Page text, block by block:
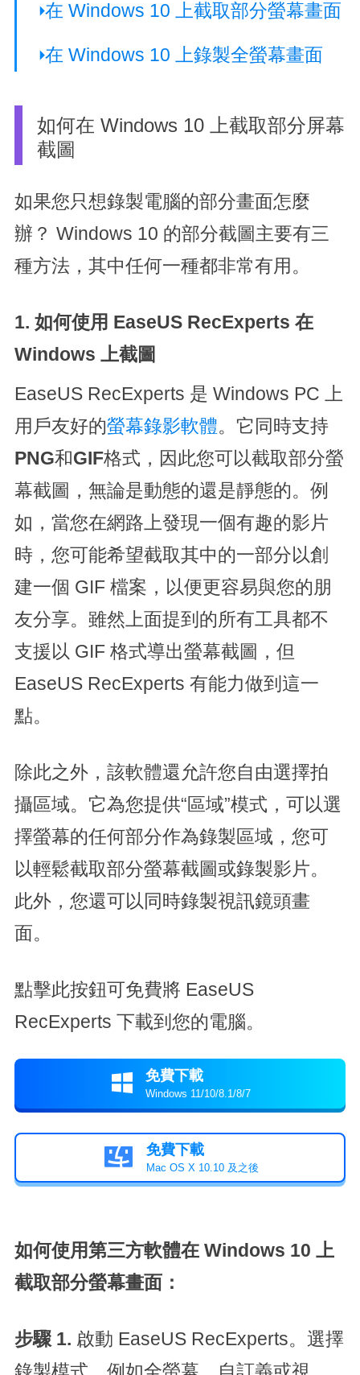
在 Windows 10 上截取部分螢幕畫面
在 Windows 10 上錄製全螢幕畫面
如何在 Windows 10 上截取部分屏幕
截圖
如果您只想錄製電腦的部分畫面怎麼
辦？ Windows 10 的部分截圖主要有三
種方法，其中任何一種都非常有用。
1. 如何使用 EaseUS RecExperts 在
Windows 上截圖
EaseUS RecExperts 是 Windows PC 上
用戶友好的螢幕錄影軟體。它同時支持
PNG和GIF格式，因此您可以截取部分螢
幕截圖，無論是動態的還是靜態的。例
如，當您在網路上發現一個有趣的影片
時，您可能希望截取其中的一部分以創
建一個 GIF 檔案，以便更容易與您的朋
友分享。雖然上面提到的所有工具都不
支援以 GIF 格式導出螢幕截圖，但
EaseUS RecExperts 有能力做到這一
點。
除此之外，該軟體還允許您自由選擇拍
攝區域。它為您提供“區域”模式，可以選
擇螢幕的任何部分作為錄製區域，您可
以輕鬆截取部分螢幕截圖或錄製影片。
此外，您還可以同時錄製視訊鏡頭畫
面。
點擊此按鈕可免費將 EaseUS
RecExperts 下載到您的電腦。
 免費下載
Windows 11/10/8.1/8/7
 免費下載
Mac OS X 10.10 及之後
如何使用第三方軟體在 Windows 10 上
截取部分螢幕畫面：
步驟 1. 啟動 EaseUS RecExperts。選擇